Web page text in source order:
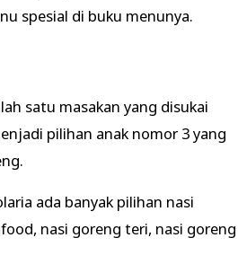
spesial di buku menunya.
satu masakan yang disukai
pilihan anak nomor 3 yang
ada banyak pilihan nasi
nasi goreng teri, nasi goreng